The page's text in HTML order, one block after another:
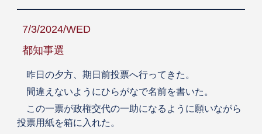
7/3/2024/WED
都知事選
昨日の夕方、期日前投票へ行ってきた。
間違えないようにひらがなで名前を書いた。
この一票が政権交代の一助になるように願いながら
投票用紙を箱に入れた。